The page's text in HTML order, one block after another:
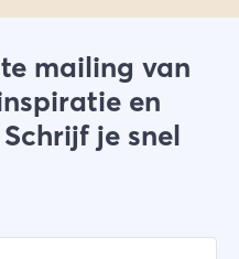
mailing van
en
je snel